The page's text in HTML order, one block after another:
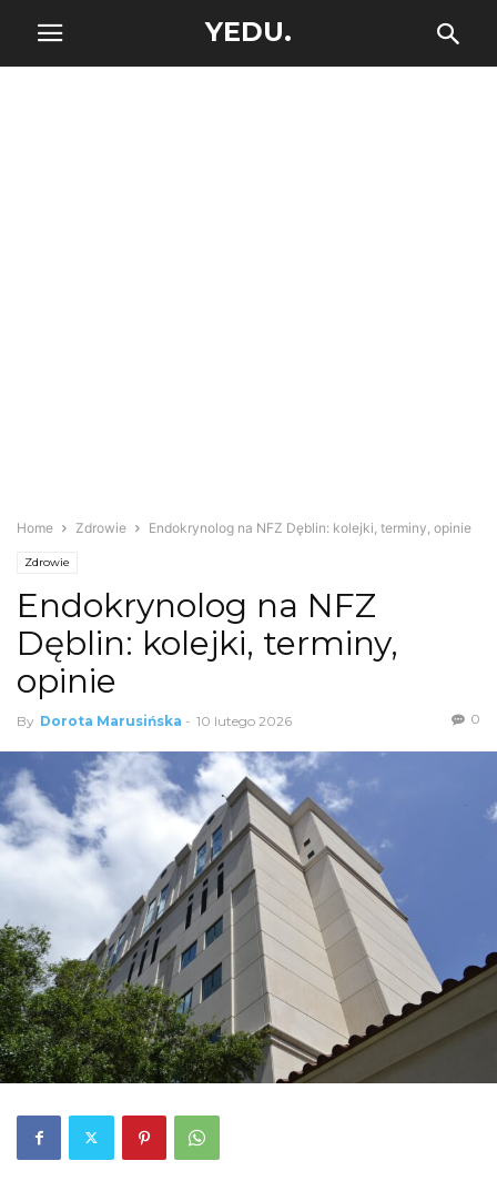
YEDU.
Home Zdrowie Endokrynolog na NFZ Dęblin: kolejki, terminy, opinie
Zdrowie
Endokrynolog na NFZ
Dęblin: kolejki, terminy,
opinie
By Dorota Marusińska - 10 lutego 2026 0